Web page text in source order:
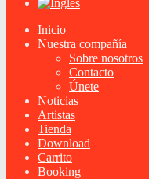
Inicio
Nuestra compañía
Sobre nosotros
Contacto
Únete
Noticias
Artistas
Tienda
Download
Carrito
Booking